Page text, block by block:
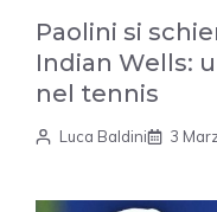
Paolini si
Indian Wells:
nel tennis
Luca Baldini 3